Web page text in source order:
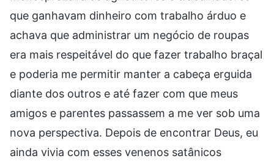
que ganhavam dinheiro com trabalho árduo e
achava que administrar um negócio de roupas
era mais respeitável do que fazer trabalho braçal
e poderia me permitir manter a cabeça erguida
diante dos outros e até fazer com que meus
amigos e parentes passassem a me ver sob uma
nova perspectiva. Depois de encontrar Deus, eu
ainda vivia com esses venenos satânicos